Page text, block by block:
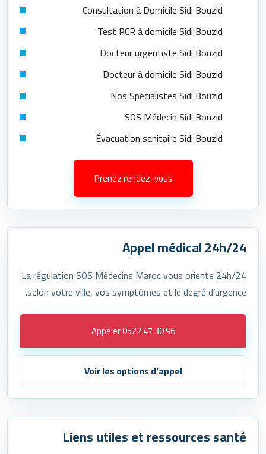
Consultation à Domicile Sidi Bouzid
Test PCR à domicile Sidi Bouzid
Docteur urgentiste Sidi Bouzid
Docteur à domicile Sidi Bouzid
Nos Spécialistes Sidi Bouzid
SOS Médecin Sidi Bouzid
Évacuation sanitaire Sidi Bouzid
Prenez rendez-vous
Appel médical 24h/24
La régulation SOS Médecins Maroc vous oriente 24h/24
selon votre ville, vos symptômes et le degré d’urgence.
Appeler 0522 47 30 96
Voir les options d'appel
Liens utiles et ressources santé